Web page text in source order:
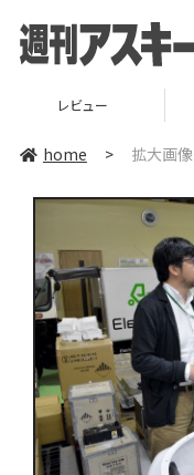
レビュー
home > 拡大画像